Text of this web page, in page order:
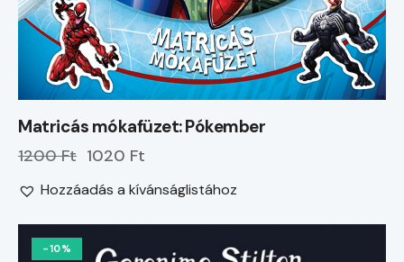
Matricás mókafüzet: Pókember
1200 Ft 1020 Ft
Hozzáadás a kívánságlistához
-10%